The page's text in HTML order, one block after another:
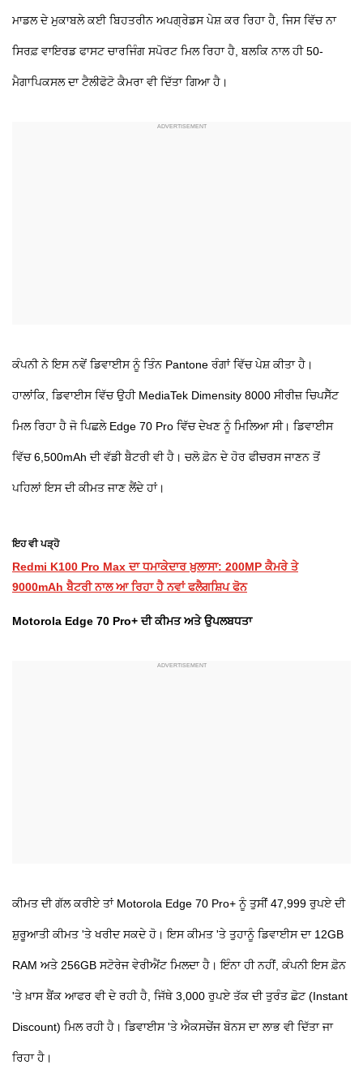
ਮਾਡਲ ਦੇ ਮੁਕਾਬਲੇ ਕਈ ਬਿਹਤਰੀਨ ਅਪਗ੍ਰੇਡਸ ਪੇਸ਼ ਕਰ ਰਿਹਾ ਹੈ, ਜਿਸ ਵਿੱਚ ਨਾ
ਸਿਰਫ਼ ਵਾਇਰਡ ਫਾਸਟ ਚਾਰਜਿੰਗ ਸਪੋਰਟ ਮਿਲ ਰਿਹਾ ਹੈ, ਬਲਕਿ ਨਾਲ ਹੀ 50-
ਮੈਗਾਪਿਕਸਲ ਦਾ ਟੈਲੀਫੋਟੋ ਕੈਮਰਾ ਵੀ ਦਿੱਤਾ ਗਿਆ ਹੈ।
ਕੰਪਨੀ ਨੇ ਇਸ ਨਵੇਂ ਡਿਵਾਈਸ ਨੂੰ ਤਿੰਨ Pantone ਰੰਗਾਂ ਵਿੱਚ ਪੇਸ਼ ਕੀਤਾ ਹੈ।
ਹਾਲਾਂਕਿ, ਡਿਵਾਈਸ ਵਿੱਚ ਉਹੀ MediaTek Dimensity 8000 ਸੀਰੀਜ਼ ਚਿਪਸੈੱਟ
ਮਿਲ ਰਿਹਾ ਹੈ ਜੋ ਪਿਛਲੇ Edge 70 Pro ਵਿੱਚ ਦੇਖਣ ਨੂੰ ਮਿਲਿਆ ਸੀ। ਡਿਵਾਈਸ
ਵਿੱਚ 6,500mAh ਦੀ ਵੱਡੀ ਬੈਟਰੀ ਵੀ ਹੈ। ਚਲੋ ਫ਼ੋਨ ਦੇ ਹੋਰ ਫੀਚਰਸ ਜਾਣਨ ਤੋਂ
ਪਹਿਲਾਂ ਇਸ ਦੀ ਕੀਮਤ ਜਾਣ ਲੈਂਦੇ ਹਾਂ।
ਇਹ ਵੀ ਪੜ੍ਹੋ
Redmi K100 Pro Max ਦਾ ਧਮਾਕੇਦਾਰ ਖ਼ੁਲਾਸਾ: 200MP ਕੈਮਰੇ ਤੇ
9000mAh ਬੈਟਰੀ ਨਾਲ ਆ ਰਿਹਾ ਹੈ ਨਵਾਂ ਫਲੈਗਸ਼ਿਪ ਫੋਨ
Motorola Edge 70 Pro+ ਦੀ ਕੀਮਤ ਅਤੇ ਉਪਲਬਧਤਾ
ਕੀਮਤ ਦੀ ਗੱਲ ਕਰੀਏ ਤਾਂ Motorola Edge 70 Pro+ ਨੂੰ ਤੁਸੀਂ 47,999 ਰੁਪਏ ਦੀ
ਸ਼ੁਰੂਆਤੀ ਕੀਮਤ 'ਤੇ ਖਰੀਦ ਸਕਦੇ ਹੋ। ਇਸ ਕੀਮਤ 'ਤੇ ਤੁਹਾਨੂੰ ਡਿਵਾਈਸ ਦਾ 12GB
RAM ਅਤੇ 256GB ਸਟੋਰੇਜ ਵੇਰੀਐਂਟ ਮਿਲਦਾ ਹੈ। ਇੰਨਾ ਹੀ ਨਹੀਂ, ਕੰਪਨੀ ਇਸ ਫ਼ੋਨ
'ਤੇ ਖ਼ਾਸ ਬੈਂਕ ਆਫਰ ਵੀ ਦੇ ਰਹੀ ਹੈ, ਜਿੱਥੇ 3,000 ਰੁਪਏ ਤੱਕ ਦੀ ਤੁਰੰਤ ਛੋਟ (Instant
Discount) ਮਿਲ ਰਹੀ ਹੈ। ਡਿਵਾਈਸ 'ਤੇ ਐਕਸਚੇਂਜ ਬੋਨਸ ਦਾ ਲਾਭ ਵੀ ਦਿੱਤਾ ਜਾ
ਰਿਹਾ ਹੈ।